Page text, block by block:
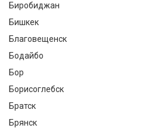
Биробиджан
Бишкек
Благовещенск
Бодайбо
Бор
Борисоглебск
Братск
Брянск